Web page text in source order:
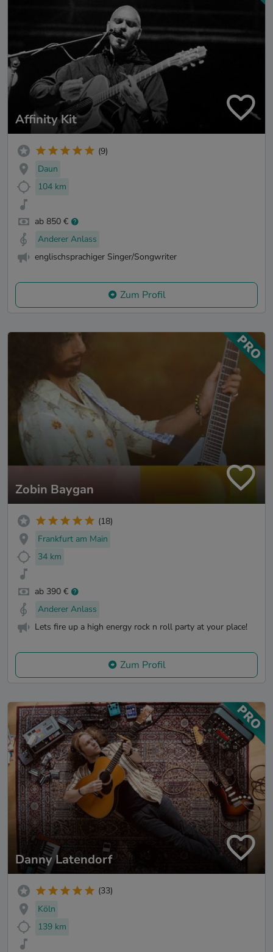
Affinity Kit
(9)
Daun
104 km
ab 850 €
Anderer Anlass
englischsprachiger Singer/Songwriter
Zum Profil
Zobin Baygan
(18)
Frankfurt am Main
34 km
ab 390 €
Anderer Anlass
Lets fire up a high energy rock n roll party at your place!
Zum Profil
Danny Latendorf
(33)
Köln
139 km